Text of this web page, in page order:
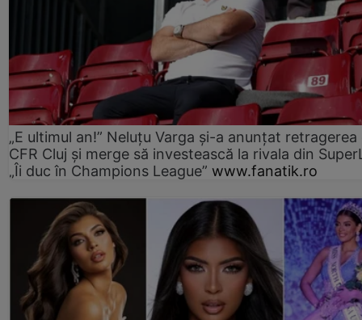
„E ultimul an!” Neluțu Varga și-a anunțat retragerea
CFR Cluj și merge să investească la rivala din
„Îi duc în Champions League” www.fanatik.ro